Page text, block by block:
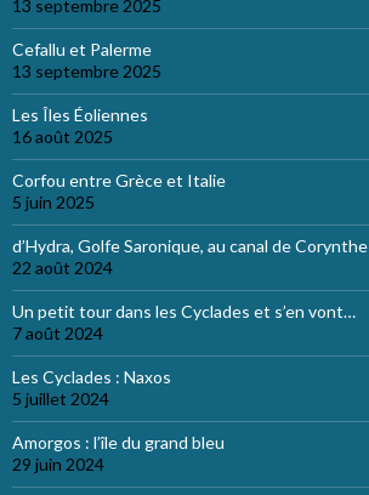
13 septembre 2025
Cefallu et Palerme
13 septembre 2025
Les Îles Éoliennes
16 août 2025
Corfou entre Grèce et Italie
5 juin 2025
d’Hydra, Golfe Saronique, au canal de Corynthe
22 août 2024
Un petit tour dans les Cyclades et s’en vont…
7 août 2024
Les Cyclades : Naxos
5 juillet 2024
Amorgos : l’île du grand bleu
29 juin 2024